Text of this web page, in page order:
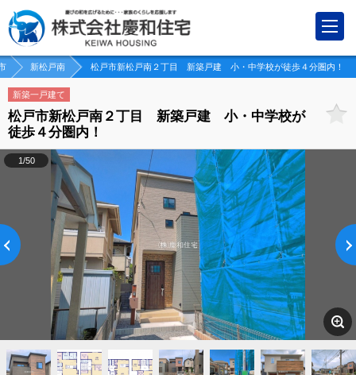
新松戸南 松戸市新松戸南２丁目 新築戸建 小・中学校が徒歩４分圏内！
新築一戸建て
松戸市新松戸南２丁目 新築戸建 小・中学校が
徒歩４分圏内！
1/50